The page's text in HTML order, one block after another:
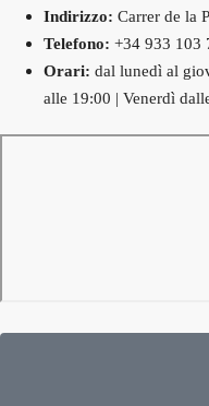
Indirizzo: Carrer de la
Telefono: +34 933 103
Orari: dal lunedì al
alle 19:00 | Venerdì